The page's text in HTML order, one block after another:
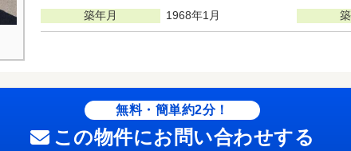
築年月
1968年1月
無料・簡単約2分！
この物件にお問い合わせする